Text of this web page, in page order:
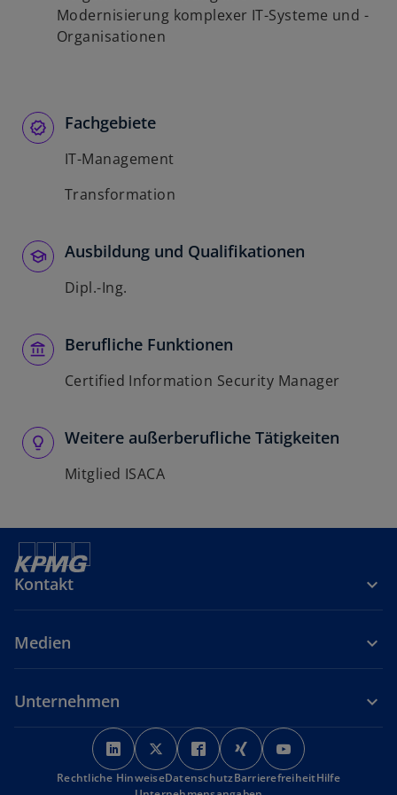
Modernisierung komplexer IT-Systeme und -
Organisationen
Fachgebiete
IT-Management
Transformation
Ausbildung und Qualifikationen
Dipl.-Ing.
Berufliche Funktionen
Certified Information Security Manager
Weitere außerberufliche Tätigkeiten
Mitglied ISACA
Kontakt
Medien
Unternehmen
w
i
r
w
i
r
w
i
r
w
i
r
i
r
Rechtliche HinweiseDatenschutzBarrierefreiheitHilfe